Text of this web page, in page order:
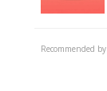
Recommended by